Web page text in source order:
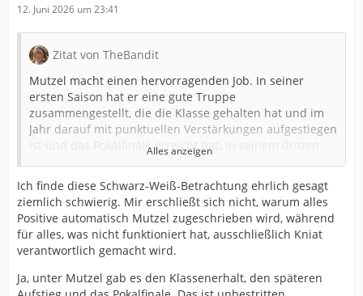
12. Juni 2026 um 23:41
Zitat von TheBandit
Mutzel macht einen hervorragenden Job. In seiner
ersten Saison hat er eine gute Truppe
zusammengestellt, die die Klasse gehalten hat und im
Jahr darauf mit punktuellen Verstärkungen aufgestiegen
ist und das Pokalfinale erreicht hat. In seinem dritten
Jahr steht der Klassenerhalt zu buche, der viel eher
hätte klar sein müssen, was eindeutig am massiv
überschätzten Kniat lag (keine erste Elf oder wenigstens
eine Achse, die sich hätte einspielen können). Am Ende
der Saison richtigerweise den Trainer entlassen und –
wenn auch nach einigem Holpern – ein topp
Trainertalent verpflichtet. Klar, Ihr wolltet alle lieber
Horst Steffen oder sogar Steffen Baumgart oder Kniat
behalten, aber ich befürchte für Euch, dass Oliver Kirch
Alles anzeigen
Ich finde diese Schwarz-Weiß-Betrachtung ehrlich gesagt
ziemlich schwierig. Mir erschließt sich nicht, warum alles
Positive automatisch Mutzel zugeschrieben wird, während
für alles, was nicht funktioniert hat, ausschließlich Kniat
verantwortlich gemacht wird.
Ja, unter Mutzel gab es den Klassenerhalt, den späteren